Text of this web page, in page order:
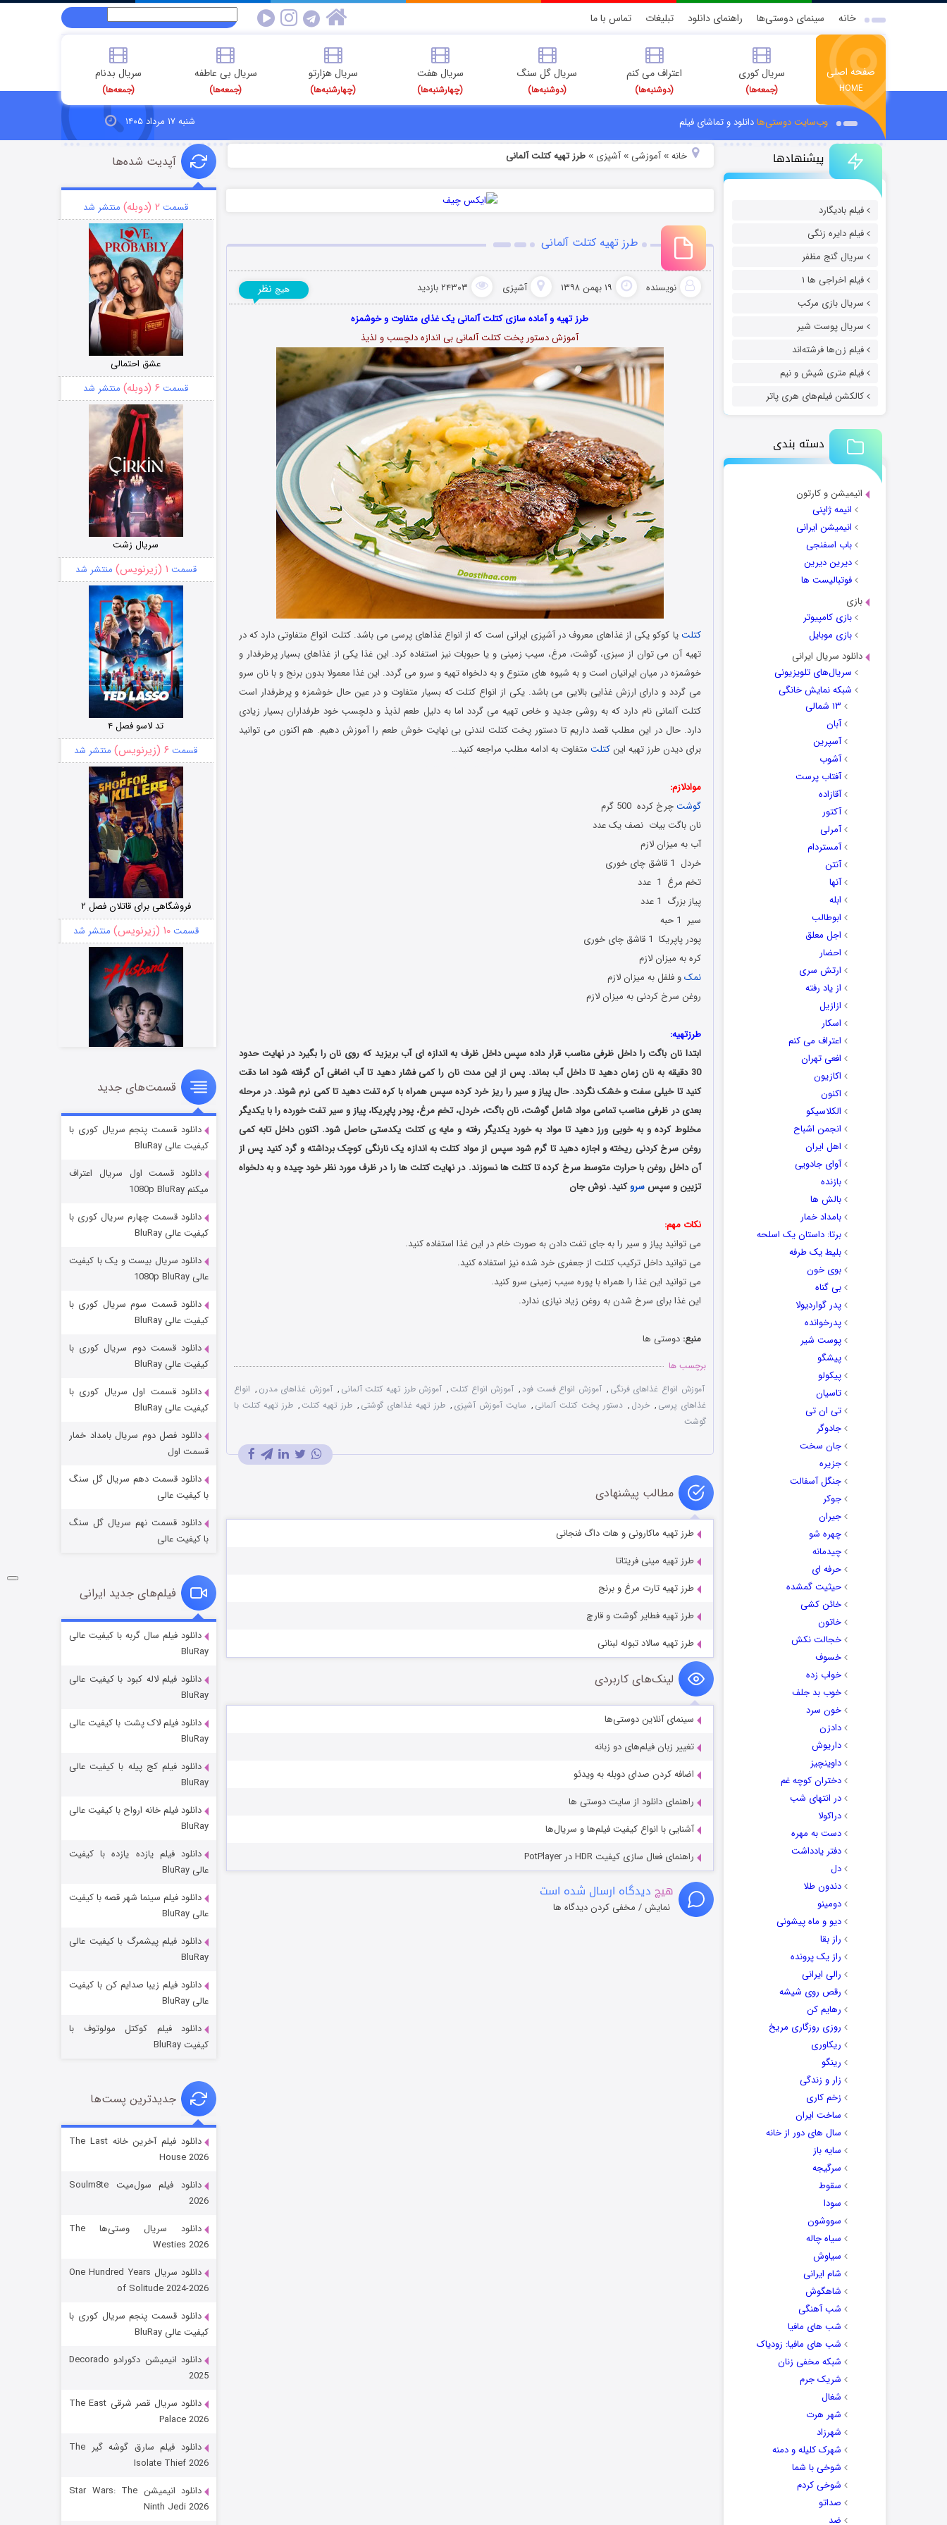
خانه سینمای دوستی‌ها راهنمای دانلود تبلیغات تماس با ما
صفحه اصلی
HOME
سریال کوری
(جمعه‌ها)
اعتراف می کنم
(دوشنبه‌ها)
سریال گل سنگ
(دوشنبه‌ها)
سریال هفت
(چهارشنبه‌ها)
سریال هزارتو
(چهارشنبه‌ها)
سریال بی عاطفه
(جمعه‌ها)
سریال بدنام
(جمعه‌ها)
وب‌سایت دوستی‌هادانلود و تماشای فیلم شنبه ۱۷ مرداد ۱۴۰۵
پیشنهادها
فیلم بادیگارد
فیلم دایره زنگی
سریال گنج مظفر
فیلم اخراجی ها ۱
سریال بازی مرکب
سریال پوست شیر
فیلم زن‌ها فرشته‌اند
فیلم متری شیش و نیم
کالکشن فیلم‌های هری پاتر
دسته بندی
انیمیشن و کارتون
انیمه ژاپنی
انیمیشن ایرانی
باب اسفنجی
دیرین دیرین
فوتبالیست ها
بازی
بازی کامپیوتر
بازی موبایل
دانلود سریال ایرانی
سریال‌های تلویزیونی
شبکه نمایش خانگی
۱۳ شمالی
آبان
آسپرین
آشوب
آفتاب پرست
آقازاده
آکتور
آمرلی
آمستردام
آنتن
آنها
ابله
ابوطالب
اجل معلق
احضار
ارتش سری
از یاد رفته
ازازیل
اسکار
اعتراف می کنم
افعی تهران
اکازیون
اکنون
الکلاسیکو
انجمن اشباح
اهل ایران
آوای جادویی
بازنده
بالش ها
بامداد خمار
برتا: داستان یک اسلحه
بلیط یک‌‌ طرفه
بوی خون
بی گناه
پدر گواردیولا
پدرخوانده
پوست شیر
پیشگو
پیکولو
تاسیان
تی ان تی
جادوگر
جان سخت
جزیره
جنگل آسفالت
جوکر
جیران
چهره شو
چیدمانه
حرفه ای
حیثیت گمشده
خائن کشی
خاتون
خجالت نکش
خسوف
خواب زده
خوب بد جلف
خون سرد
دادزن
داریوش
داوینچیز
دختران کوچه غم
در انتهای شب
دراکولا
دست به مهره
دفتر یادداشت
دل
دندون طلا
دومینو
دیو و ماه پیشونی
راز بقا
راز یک پرونده
رالی ایرانی
رقص روی شیشه
رهایم کن
روزی روزگاری مریخ
ریکاوری
رینگو
زار و زندگی
زخم کاری
ساخت ایران
سال های دور از خانه
سایه باز
سرگیجه
سقوط
سودا
سووشون
سیاه چاله
سیاوش
شام ایرانی
شاهگوش
شب آهنگی
شب های مافیا
شب های مافیا: زودیاک
شبکه مخفی زنان
شریک جرم
شغال
شهر هرت
شهرزاد
شهرک کلیله و دمنه
شوخی با شما
شوخی کردم
صداتو
ضد
خانه»آموزشی »آشپزی » طرز تهیه کتلت آلمانی
طرز تهیه کتلت آلمانی
نویسنده ۱۹ بهمن ۱۳۹۸ آشپزی ۲۴۳۰۳ بازدید هیچ نظر
طرز تهیه و آماده سازی کتلت آلمانی یک غذای متفاوت و خوشمزه
آموزش دستور پخت کتلت آلمانی بی اندازه دلچسب و لذیذ
کتلتیا کوکو یکی از غذاهای معروف در آشپزی ایرانی است که از انواع غذاهای پرسی می باشد. کتلت انواع متفاوتی دارد که در
تهیه آن می توان از سبزی، گوشت، مرغ، سیب زمینی و یا حبوبات نیز استفاده ‌کرد. این غذا یکی از غذاهای بسیار پرطرفدار و
خوشمزه در میان ایرانیان است و به شیوه های متنوع و به دلخواه تهیه و سرو می گردد. این غذا معمولا بدون برنج و با نان سرو
می گردد و دارای ارزش غذایی بالایی می باشد. یکی از انواع کتلت که بسیار متفاوت و در عین حال خوشمزه و پرطرفدار است
کتلت آلمانی نام دارد که به روشی جدید و خاص تهیه می گردد اما به دلیل طعم لذیذ و دلچسب خود طرفداران بسیار زیادی
دارد. حال در این مطلب قصد داریم تا دستور پخت کتلت لندنی بی نهایت خوش طعم را آموزش دهیم. هم اکنون می توانید
برای دیدن طرز تهیه اینکتلت متفاوت به ادامه مطلب مراجعه کنید…
موادلازم:
گوشتچرخ کرده 500 گرم
نان باگت بیات نصف یک عدد
آب به میزان لازم
خردل 1 قاشق چای خوری
تخم مرغ 1 عدد
پیاز بزرگ 1 عدد
سیر 1 حبه
پودر پاپریکا 1 قاشق چای خوری
کره به میزان لازم
نمکو فلفل به میزان لازم
روغن سرخ کردنی به میزان لازم
طرزتهیه:
ابتدا نان باگت را داخل ظرفی مناسب قرار داده سپس داخل ظرف به اندازه ای آب بریزید که روی نان را بگیرد در نهایت حدود
30 دقیقه به نان زمان دهید تا داخل آب بماند. پس از این مدت نان را کمی فشار دهید تا آب اضافی آن گرفته شود اما دقت
کنید تا خیلی سفت و خشک نگردد. حال پیاز و سیر را ریز خرد کرده سپس همراه با کره تفت دهید تا کمی نرم شوند. در مرحله
بعدی در ظرفی مناسب تمامی مواد شامل گوشت، نان باگت، خردل، تخم مرغ، پودر پاپریکا، پیاز و سیر تفت خورده را با یکدیگر
مخلوط کرده و به خوبی ورز دهید تا مواد به خورد یکدیگر رفته و مایه ی کتلت یکدستی حاصل شود. اکنون داخل تابه کمی
روغن سرخ کردنی ریخته و اجازه دهید تا گرم شود سپس از مواد کتلت به اندازه یک نارنگی کوچک برداشته و گرد کنید پس از
آن داخل روغن با حرارت متوسط سرخ کرده تا کتلت ها نسوزند. در نهایت کتلت ها را در ظرف مورد نظر خود چیده و به دلخواه
تزیین و سپسسروکنید. نوش جان
نکات مهم:
می توانید پیاز و سیر را به جای تفت دادن به صورت خام در این غذا استفاده کنید.
می توانید داخل ترکیب کتلت از جعفری خرد شده نیز استفاده کنید.
می توانید این غذا را همراه با پوره سیب زمینی سرو کنید.
این غذا برای سرخ شدن به روغن زیاد نیازی ندارد.
منبع: دوستی ها
برچسب ها
آموزش انواع غذاهای فرنگی , آموزش انواع فست فود , آموزش انواع کتلت, آموزش طرز تهیه کتلت آلمانی , آموزش غذاهای مدرن , انواع
غذاهای پرسی , خردل , دستور پخت کتلت آلمانی , سایت آموزش آشپزی , طرز تهیه غذاهای گوشتی , طرز تهیه کتلت, طرز تهیه کتلت با
گوشت
مطالب پیشنهادی
طرز تهیه ماکارونی و هات داگ فنجانی
طرز تهیه مینی فریتاتا
طرز تهیه تارت مرغ و برنج
طرز تهیه فطایر گوشت و قارچ
طرز تهیه سالاد تبوله لبنانی
لینک‌های کاربردی
سینمای آنلاین دوستی‌ها
تغییر زبان فیلم‌های دو زبانه
اضافه کردن صدای دوبله به ویدئو
راهنمای دانلود از سایت دوستی ها
آشنایی با انواع کیفیت فیلم‌ها و سریال‌ها
راهنمای فعال سازی کیفیت HDR در PotPlayer
هیچ دیدگاه ارسال شده است
نمایش / مخفی کردن دیدگاه ها
آپدیت شده‌ها
قسمت ۲ (دوبله) منتشر شد
عشق احتمالی
قسمت ۶ (دوبله) منتشر شد
سریال زشت
قسمت ۱ (زیرنویس) منتشر شد
تد لاسو فصل ۴
قسمت ۶ (زیرنویس) منتشر شد
فروشگاهی برای قاتلان فصل ۲
قسمت۱۰ (زیرنویس) منتشر شد
شوهر
قسمت۸ (زیرنویس) منتشر شد
عملیات آپارتمان
مردگان متحرک: شهر مرده ۳
قسمت ۲ (زیرنویس) منتشر شد
شکست استوارت در نجات جهان
قسمت
شوگر فصل ۲
خاندان اژدها فصل ۳
قسمت
باب اسفنجی فصل ۱۷
قسمت
قسمت‌های جدید
دانلود قسمت پنجم سریال کوری با
کیفیت عالی BluRay
دانلود قسمت اول سریال اعتراف
میکنم 1080p BluRay
دانلود قسمت چهارم سریال کوری با
کیفیت عالی BluRay
دانلود سریال بیست و یک با کیفیت
عالی 1080p BluRay
دانلود قسمت سوم سریال کوری با
کیفیت عالی BluRay
دانلود قسمت دوم سریال کوری با
کیفیت عالی BluRay
دانلود قسمت اول سریال کوری با
کیفیت عالی BluRay
دانلود فصل دوم سریال بامداد خمار
قسمت اول
دانلود قسمت دهم سریال گل سنگ
با کیفیت عالی
دانلود قسمت نهم سریال گل سنگ
با کیفیت عالی
فیلم‌های جدید ایرانی
دانلود فیلم سال گربه با کیفیت عالی
BluRay
دانلود فیلم لاله کبود با کیفیت عالی
BluRay
دانلود فیلم لاک پشت با کیفیت عالی
BluRay
دانلود فیلم کج‌ پیله با کیفیت عالی
BluRay
دانلود فیلم خانه ارواح با کیفیت عالی
BluRay
دانلود فیلم یازده یازده با کیفیت
عالی BluRay
دانلود فیلم سینما شهر قصه با کیفیت
عالی BluRay
دانلود فیلم پیشمرگ با کیفیت عالی
BluRay
دانلود فیلم زیبا صدایم کن با کیفیت
عالی BluRay
دانلود فیلم کوکتل مولوتوف با
کیفیت BluRay
جدیدترین پست‌ها
دانلود فیلم آخرین خانه The Last
House 2026
دانلود فیلم سول‌میت Soulm8te
2026
دانلود سریال وستی‌ها The
Westies 2026
دانلود سریال One Hundred Years
of Solitude 2024-2026
دانلود قسمت پنجم سریال کوری با
کیفیت عالی BluRay
دانلود انیمیشن دکورادو Decorado
2025
دانلود سریال قصر شرقی The East
Palace 2026
دانلود فیلم سارق گوشه گیر The
Isolate Thief 2026
دانلود انیمیشن Star Wars: The
Ninth Jedi 2026